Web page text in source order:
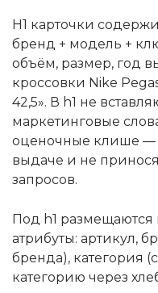
H1 карточки
бренд + модель +
объём, размер, год
кроссовки Nike
42,5». В h1 не
маркетинговые
оценочные клише —
выдаче и не
запросов.
Под h1 размещаются
атрибуты: артикул,
бренда), категория
категорию через